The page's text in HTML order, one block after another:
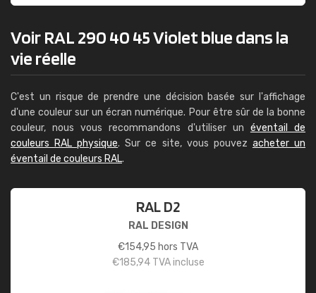
Voir RAL 290 40 45 Violet blue dans la
vie réelle
C'est un risque de prendre une décision basée sur l'affichage
d'une couleur sur un écran numérique. Pour être sûr de la bonne
couleur, nous vous recommandons d'utiliser un éventail de
couleurs RAL physique. Sur ce site, vous pouvez acheter un
éventail de couleurs RAL.
RAL D2
RAL DESIGN
€154,95 hors TVA
€185,94TVA incluse